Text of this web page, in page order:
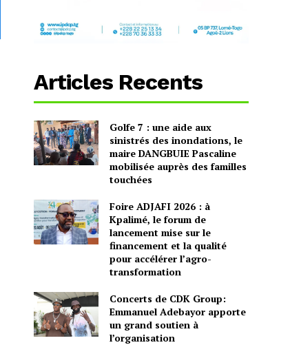
Articles Recents
Golfe 7 : une aide aux
sinistrés des inondations, le
maire DANGBUIE Pascaline
mobilisée auprès des familles
touchées
Foire ADJAFI 2026 : à
Kpalimé, le forum de
lancement mise sur le
financement et la qualité
pour accélérer l’agro-
transformation
Concerts de CDK Group:
Emmanuel Adebayor apporte
un grand soutien à
l’organisation